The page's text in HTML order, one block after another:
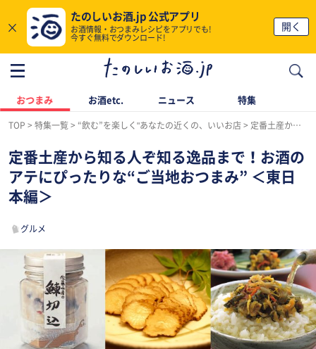
×
たのしいお酒.jp 公式アプリ
お酒情報・おつまみレシピをアプリでも!
今すぐ無料でダウンロード!
開く
おつまみ お酒etc. ニュース 特集
TOP 特集一覧 “飲む”を楽しく"あなたの近くの、いいお店 定番土産から知る人ぞ知る逸品まで！お酒のアテにぴったりな“ご当地おつまみ” ＜東日本編＞
定番土産から知る人ぞ知る逸品まで！お酒の
アテにぴったりな“ご当地おつまみ” ＜東日
本編＞
グルメ